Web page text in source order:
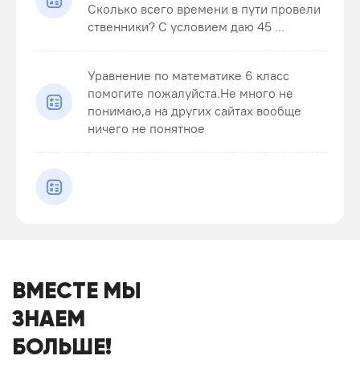
Сколько всего времени в пути провели
ственники? С условием даю 45 ...
Уравнение по математике 6 класс
помогите пожалуйста.Не много не
понимаю,а на других сайтах вообще
ничего не понятное
ВМЕСТЕ МЫ
ЗНАЕМ
БОЛЬШЕ!